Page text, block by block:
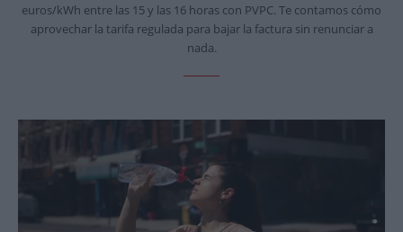
euros/kWh entre las 15 y las 16 horas con PVPC. Te contamos cómo
aprovechar la tarifa regulada para bajar la factura sin renunciar a
nada.